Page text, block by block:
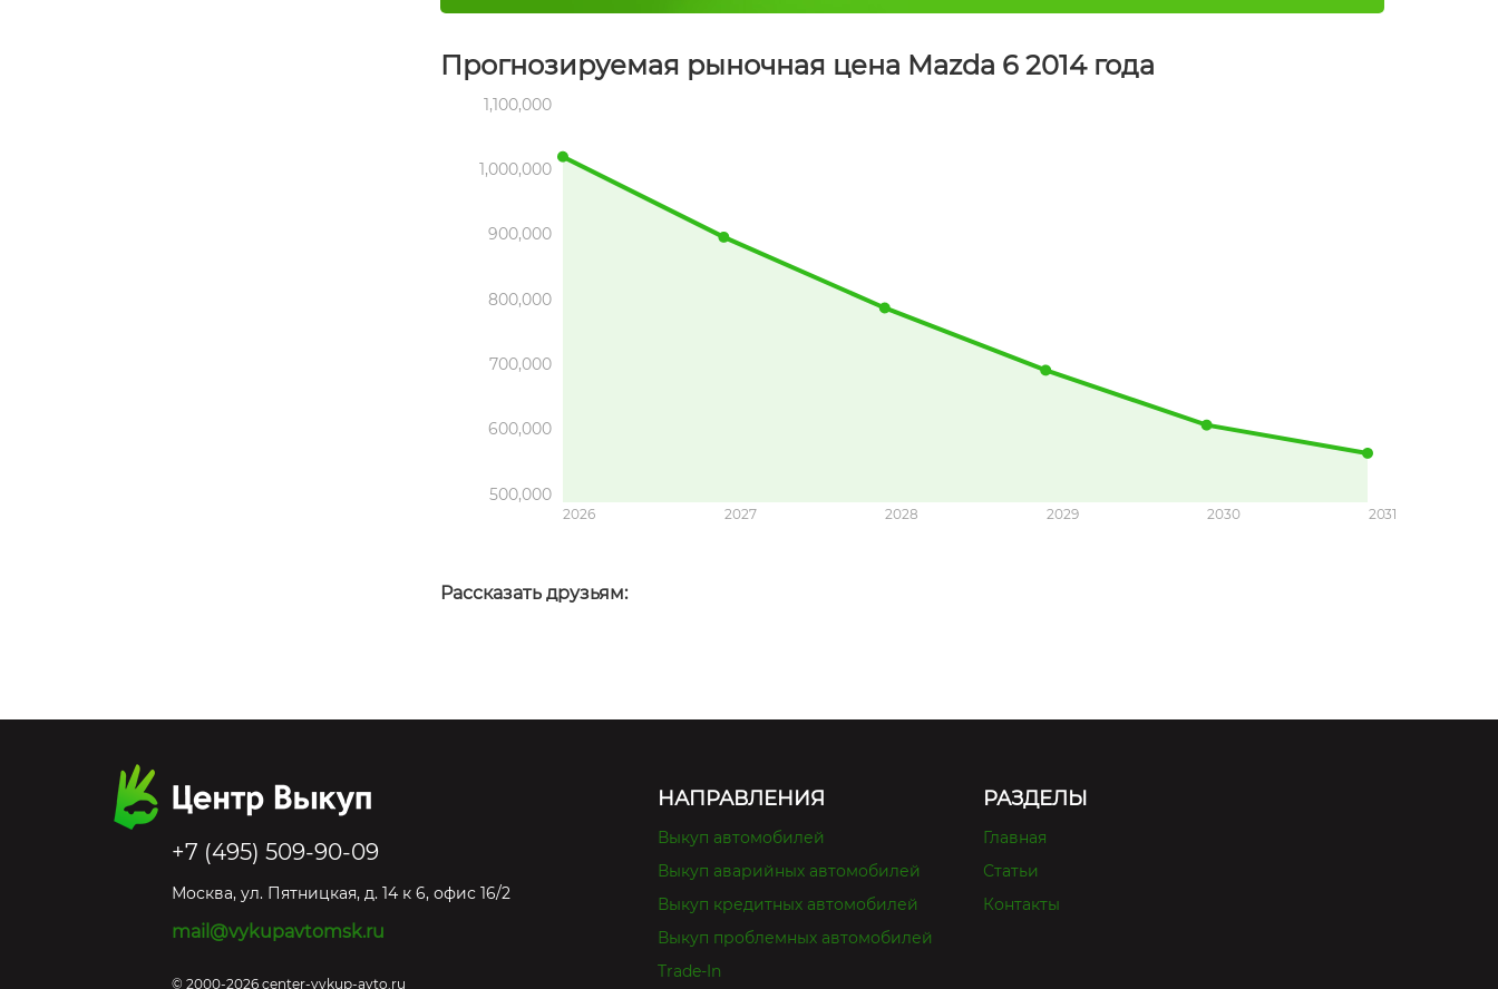
Прогнозируемая рыночная цена Mazda 6 2014 года
2026 2027 2028 2029 2030 2031
500,000
600,000
700,000
800,000
900,000
1,000,000
1,100,000
Рассказать друзьям:
+7 (495) 509-90-09
Москва, ул. Пятницкая, д. 14 к 6, офис 16/2
mail@vykupavtomsk.ru
© 2000-2026 center-vykup-avto.ru
НАПРАВЛЕНИЯ
Выкуп автомобилей
Выкуп аварийных автомобилей
Выкуп кредитных автомобилей
Выкуп проблемных автомобилей
Trade-In
РАЗДЕЛЫ
Главная
Статьи
Контакты